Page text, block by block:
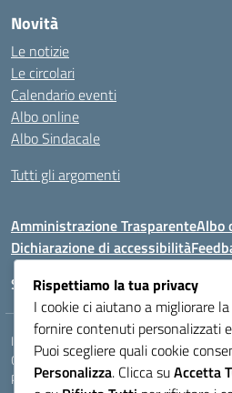
Novità
Le notizie
Le circolari
Calendario eventi
Albo online
Albo Sindacale
Tutti gli argomenti
Amministrazione TrasparenteAlbo
Dichiarazione di accessibilità
Seguici su:
Indirizzo: VIA LAZIO, 3, 43100 PARMA (PR)
Centralino:0521272405 Email:
Posta elettronica certificata (PEC):
Rispettiamo la tua privacy
I cookie ci aiutano a migliorare
fornire contenuti personalizzati
Puoi scegliere quali cookie
Personalizza. Clicca suAccetta